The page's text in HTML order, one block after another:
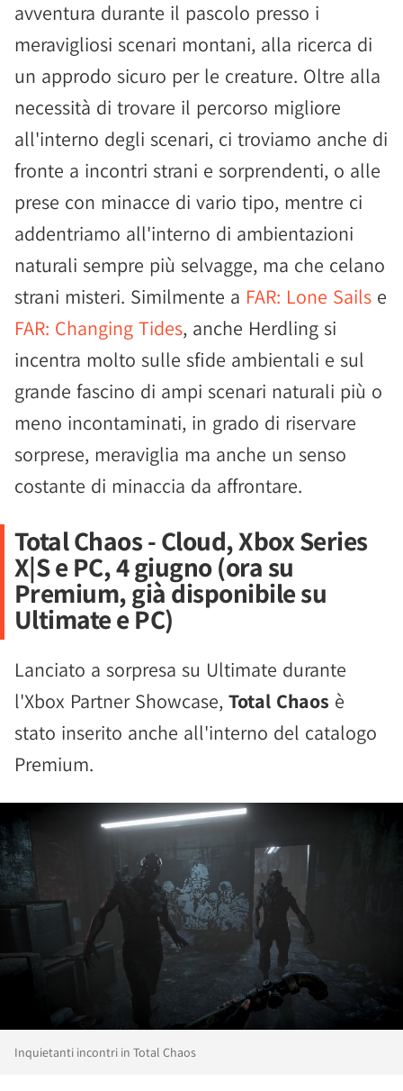
avventura durante il pascolo presso i
meravigliosi scenari montani, alla ricerca di
un approdo sicuro per le creature. Oltre alla
necessità di trovare il percorso migliore
all'interno degli scenari, ci troviamo anche di
fronte a incontri strani e sorprendenti, o alle
prese con minacce di vario tipo, mentre ci
addentriamo all'interno di ambientazioni
naturali sempre più selvagge, ma che celano
strani misteri. Similmente a FAR: Lone Sails e
FAR: Changing Tides, anche Herdling si
incentra molto sulle sfide ambientali e sul
grande fascino di ampi scenari naturali più o
meno incontaminati, in grado di riservare
sorprese, meraviglia ma anche un senso
costante di minaccia da affrontare.
Total Chaos - Cloud, Xbox Series
X|S e PC, 4 giugno (ora su
Premium, già disponibile su
Ultimate e PC)
Lanciato a sorpresa su Ultimate durante
l'Xbox Partner Showcase, Total Chaos è
stato inserito anche all'interno del catalogo
Premium.
Inquietanti incontri in Total Chaos